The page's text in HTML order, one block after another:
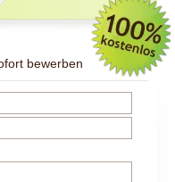
bewerben